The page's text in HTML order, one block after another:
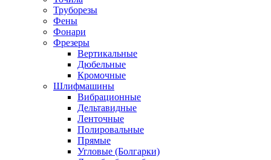
Труборезы
Фены
Фонари
Фрезеры
Вертикальные
Дюбельные
Кромочные
Шлифмашины
Вибрационные
Дельтавидные
Ленточные
Полировальные
Прямые
Угловые (Болгарки)